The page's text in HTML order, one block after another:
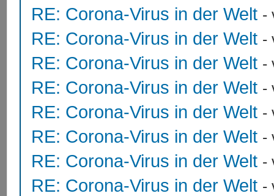
RE: Corona-Virus in der Welt -
RE: Corona-Virus in der Welt -
RE: Corona-Virus in der Welt -
RE: Corona-Virus in der Welt -
RE: Corona-Virus in der Welt -
RE: Corona-Virus in der Welt -
RE: Corona-Virus in der Welt -
RE: Corona-Virus in der Welt -